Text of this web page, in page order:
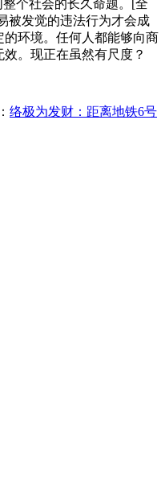
个社会的长久命题。[全
被发觉的违法行为才会成
环境。任何人都能够向商
。现正在虽然有尺度？
络极为发财：距离地铁6号